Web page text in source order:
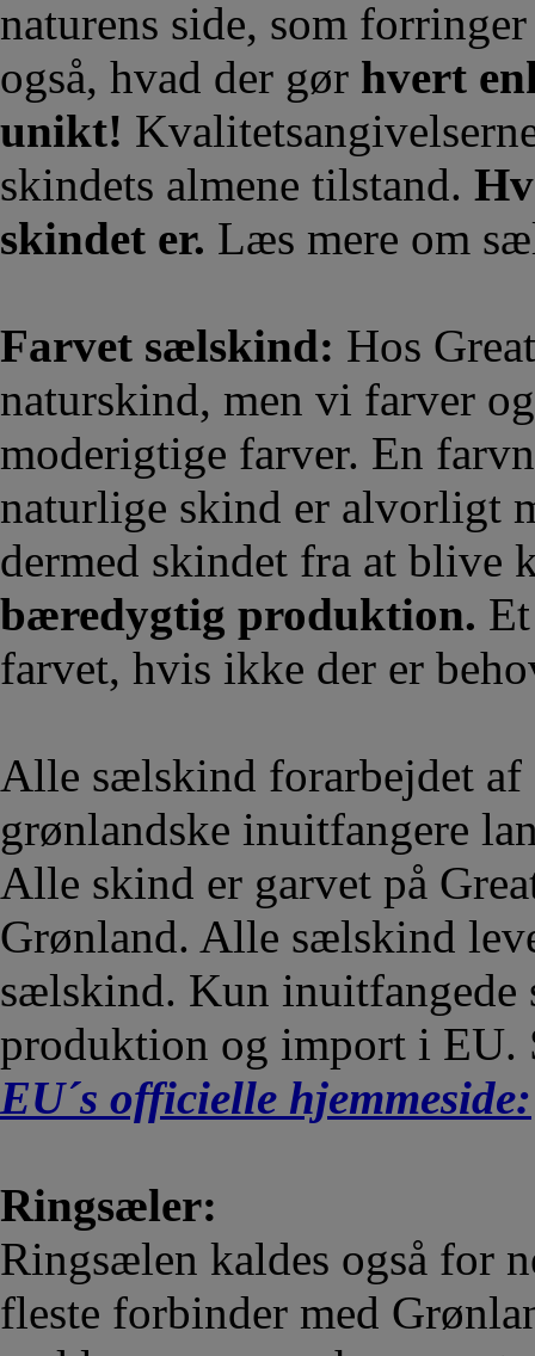
naturens side, som
også, hvad der gør hvert
unikt!
skindets almene tilstand.
skindet er. Læs mere om
Farvet sælskind: Hos
naturskind, men vi farver
moderigtige farver. En
naturlige skind er alvorligt
dermed skindet fra at blive
bæredygtig produktion.
farvet, hvis ikke der er
Alle sælskind forarbejdet af
grønlandske inuitfangere
Alle skind er garvet på
Grønland. Alle sælskind
sælskind. Kun
produktion og import i EU.
EU´s officielle hjemmeside:
Ringsæler:
Ringsælen kaldes også for
fleste forbinder med